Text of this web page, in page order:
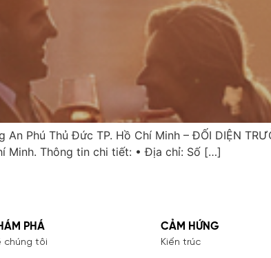
An Phú Thủ Đức TP. Hồ Chí Minh – ĐỐI DIỆN
Minh. Thông tin chi tiết: • Địa chỉ: Số […]
PHÁ
chúng tôi
CẢM HỨNG
Kiến trúc